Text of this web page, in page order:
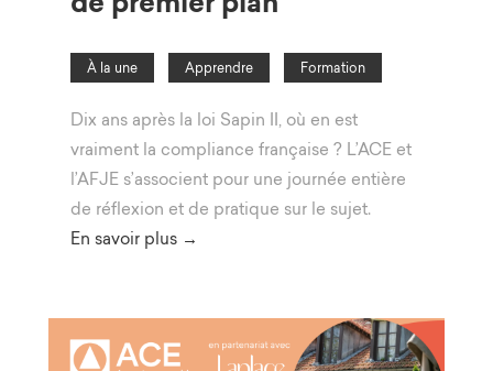
À la une Apprendre Formation
Dix ans après la loi Sapin II, où en est
vraiment la compliance française ? L’ACE et
l’AFJE s’associent pour une journée entière
de réflexion et de pratique sur le sujet.
En savoir plus →